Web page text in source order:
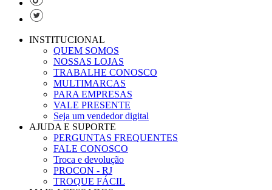
INSTITUCIONAL
QUEM SOMOS
NOSSAS LOJAS
TRABALHE CONOSCO
MULTIMARCAS
PARA EMPRESAS
VALE PRESENTE
Seja um vendedor digital
AJUDA E SUPORTE
PERGUNTAS FREQUENTES
FALE CONOSCO
Troca e devolução
PROCON - RJ
TROQUE FÁCIL